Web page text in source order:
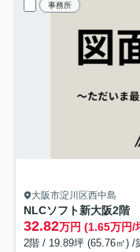
事務所
大阪市淀川区西中島
NLCソフト新大阪2階
32.82万円 (1.65万円/
2階 / 19.89坪 (65.76㎡) /